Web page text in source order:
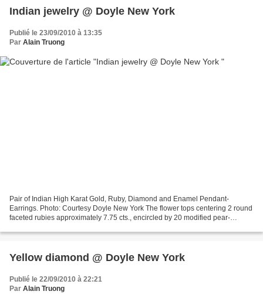
Indian jewelry @ Doyle New York
Publié le 23/09/2010 à 13:35
Par Alain Truong
Pair of Indian High Karat Gold, Ruby, Diamond and Enamel Pendant-
Earrings. Photo: Courtesy Doyle New York The flower tops centering 2 round
faceted rubies approximately 7.75 cts., encircled by 20 modified pear-
Yellow diamond @ Doyle New York
Publié le 22/09/2010 à 22:21
Par Alain Truong